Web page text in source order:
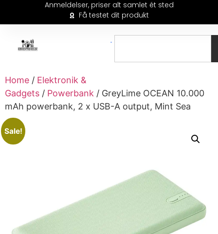
Anmeldelser, priser alt samlet ét sted
Få testet dit produkt
Home / Elektronik &
Gadgets / Powerbank / GreyLime OCEAN 10.000
mAh powerbank, 2 x USB-A output, Mint Sea
Sale!